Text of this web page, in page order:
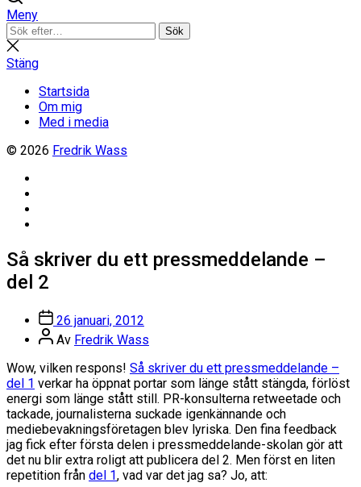
Meny
Sök
efter:
Sök
Stäng
sökning
Stäng
Startsida
Om mig
Med i media
© 2026 Fredrik Wass
Så skriver du ett pressmeddelande –
del 2
Inläggsdatum
26 januari, 2012
Inläggsförfattare
Av Fredrik Wass
Wow, vilken respons! Så skriver du ett pressmeddelande –
del 1 verkar ha öppnat portar som länge stått stängda, förlöst
energi som länge stått still. PR-konsulterna retweetade och
tackade, journalisterna suckade igenkännande och
mediebevakningsföretagen blev lyriska. Den fina feedback
jag fick efter första delen i pressmeddelande-skolan gör att
det nu blir extra roligt att publicera del 2. Men först en liten
repetition från del 1, vad var det jag sa? Jo, att: